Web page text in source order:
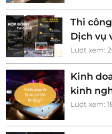
Thi
Dịch vụ
Lượt xem:
Kinh
kinh
Lượt xem: